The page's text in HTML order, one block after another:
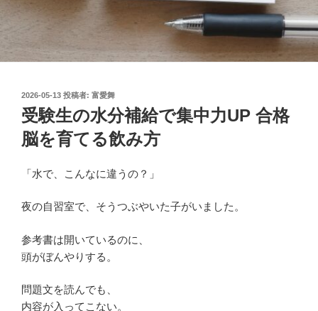
投
稿
日:
2026-05-13 投稿者: 富愛舞
受験生の水分補給で集中力UP 合格
脳を育てる飲み方
「水で、こんなに違うの？」
夜の自習室で、そうつぶやいた子がいました。
参考書は開いているのに、
頭がぼんやりする。
問題文を読んでも、
内容が入ってこない。